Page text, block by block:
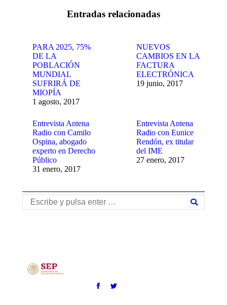
Entradas relacionadas
PARA 2025, 75%
DE LA
POBLACIÓN
MUNDIAL
SUFRIRÁ DE
MIOPÍA
1 agosto, 2017
NUEVOS
CAMBIOS EN LA
FACTURA
ELECTRÓNICA
19 junio, 2017
Entrevista Antena
Radio con Camilo
Ospina, abogado
experto en Derecho
Público
31 enero, 2017
Entrevista Antena
Radio con Eunice
Rendón, ex titular
del IME
27 enero, 2017
Buscar: